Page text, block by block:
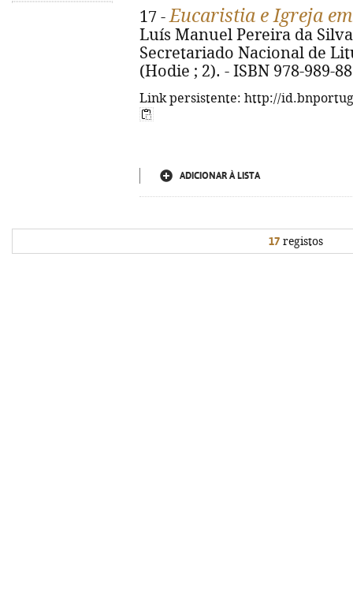
17 -Eucaristia e Igreja
Luís Manuel Pereira da
Secretariado Nacional de
(Hodie ; 2). - ISBN 978-989-
Link persistente: http://
ADICIONAR À LISTA
17registos